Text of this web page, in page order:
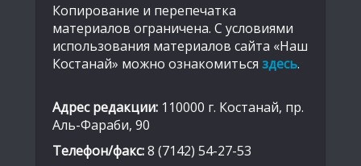
Копирование и перепечатка
материалов ограничена. С условиями
использования материалов сайта «Наш
Костанай» можно ознакомиться здесь.
Адрес редакции: 110000 г. Костанай, пр.
Аль-Фараби, 90
Телефон/факс:8 (7142) 54-27-53